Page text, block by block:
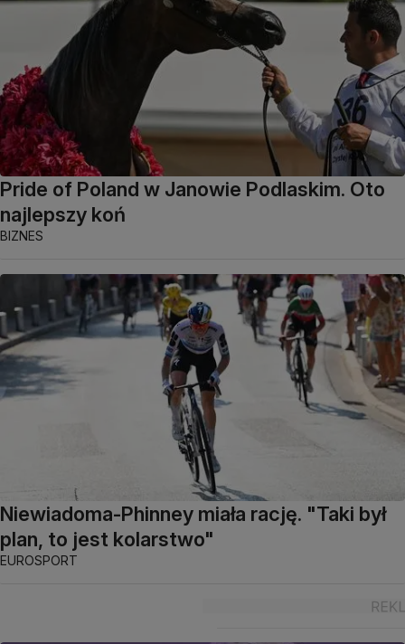
Pride of Poland w Janowie Podlaskim. Oto
najlepszy koń
BIZNES
Niewiadoma-Phinney miała rację. "Taki był
plan, to jest kolarstwo"
EUROSPORT